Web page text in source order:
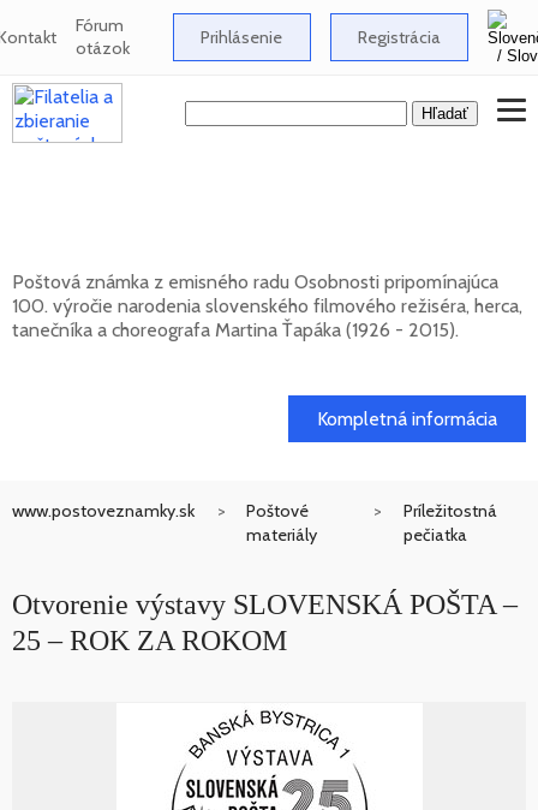
Fórum
otázok Prihlásenie Registrácia
Poštová známka z emisného radu Osobnosti pripomínajúca
100. výročie narodenia slovenského filmového režiséra, herca,
tanečníka a choreografa Martina Ťapáka (1926 - 2015).
Kompletná informácia
www.postoveznamky.sk
Poštové
materiály
Príležitostná
pečiatka
Otvorenie výstavy SLOVENSKÁ POŠTA –
25 – ROK ZA ROKOM